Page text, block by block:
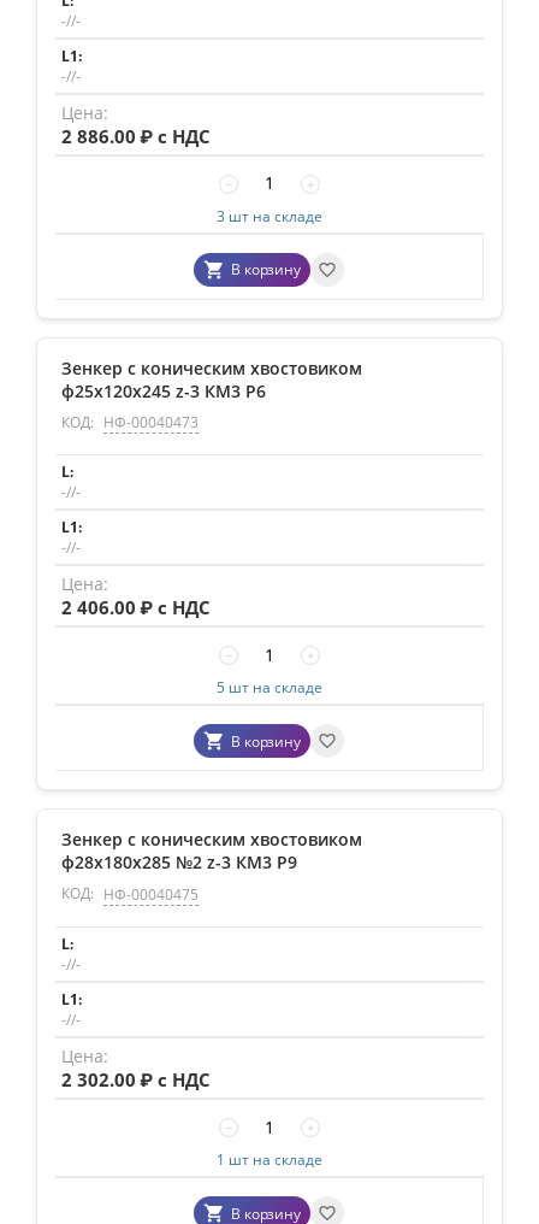
-//-
-//-
2 886.00 ₽ с НДС
+
−
3 шт на складе
В корзину
Зенкер с коническим хвостовиком
ф25х120х245 z-3 КМ3 Р6
КОД: НФ-00040473
-//-
-//-
2 406.00 ₽ с НДС
+
−
5 шт на складе
В корзину
Зенкер с коническим хвостовиком
ф28х180х285 №2 z-3 КМ3 Р9
КОД: НФ-00040475
-//-
-//-
2 302.00 ₽ с НДС
+
−
1 шт на складе
В корзину